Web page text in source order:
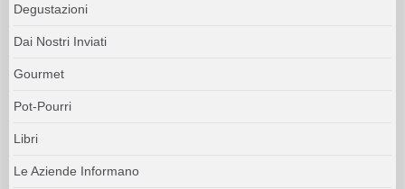
Degustazioni
Dai Nostri Inviati
Gourmet
Pot-Pourri
Libri
Le Aziende Informano